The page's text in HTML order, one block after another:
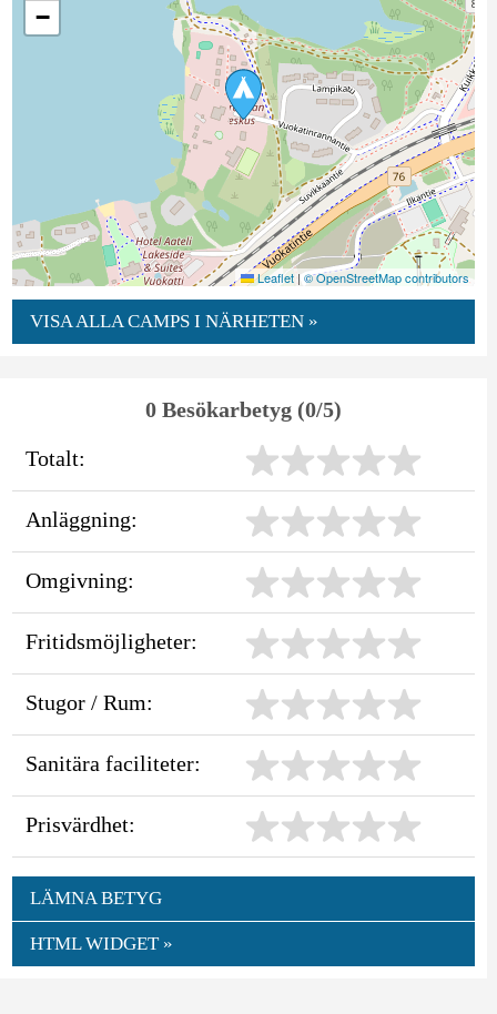
−
Leaflet | © OpenStreetMap contributors
VISA ALLA CAMPS I NÄRHETEN »
0 Besökarbetyg (0/5)
Totalt:
Anläggning:
Omgivning:
Fritidsmöjligheter:
Stugor / Rum:
Sanitära faciliteter:
Prisvärdhet:
LÄMNA BETYG
HTML WIDGET »